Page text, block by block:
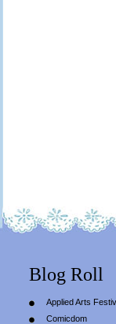
Blog Roll
Applied Arts
Comicdom